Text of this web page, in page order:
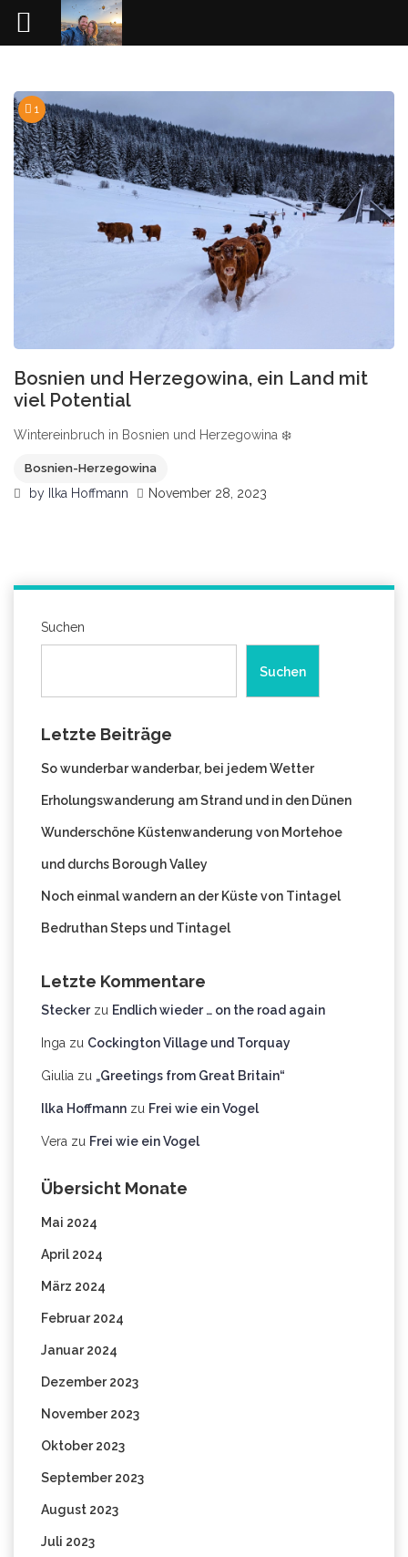
content
1
Bosnien und Herzegowina, ein Land mit
viel Potential
Wintereinbruch in Bosnien und Herzegowina ❄️
Bosnien-Herzegowina
by Ilka Hoffmann November 28, 2023
Suchen
Suchen
Letzte Beiträge
So wunderbar wanderbar, bei jedem Wetter
Erholungswanderung am Strand und in den Dünen
Wunderschöne Küstenwanderung von Mortehoe
und durchs Borough Valley
Noch einmal wandern an der Küste von Tintagel
Bedruthan Steps und Tintagel
Letzte Kommentare
Steckerzu Endlich wieder … on the road again
Inga zu Cockington Village und Torquay
Giulia zu „Greetings from Great Britain“
Ilka Hoffmann zu Frei wie ein Vogel
Vera zu Frei wie ein Vogel
Übersicht Monate
Mai 2024
April 2024
März 2024
Februar 2024
Januar 2024
Dezember 2023
November 2023
Oktober 2023
September 2023
August 2023
Juli 2023